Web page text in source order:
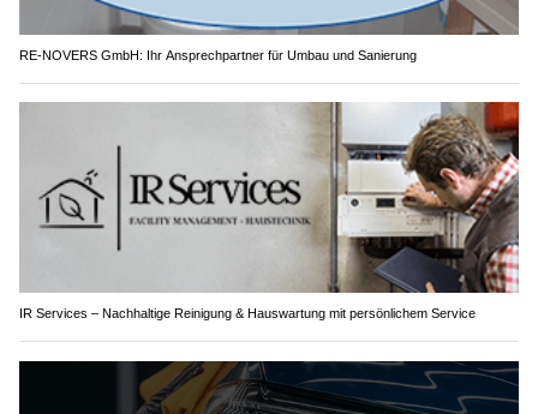
RE-NOVERS GmbH: Ihr Ansprechpartner für Umbau und Sanierung
IR Services – Nachhaltige Reinigung & Hauswartung mit persönlichem Service